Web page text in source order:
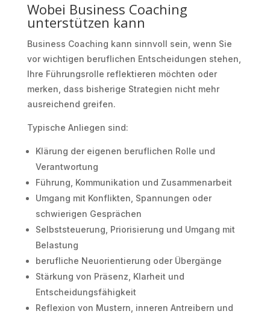
Wobei Business Coaching
unterstützen kann
Business Coaching kann sinnvoll sein, wenn Sie
vor wichtigen beruflichen Entscheidungen stehen,
Ihre Führungsrolle reflektieren möchten oder
merken, dass bisherige Strategien nicht mehr
ausreichend greifen.
Typische Anliegen sind:
Klärung der eigenen beruflichen Rolle und
Verantwortung
Führung, Kommunikation und Zusammenarbeit
Umgang mit Konflikten, Spannungen oder
schwierigen Gesprächen
Selbststeuerung, Priorisierung und Umgang mit
Belastung
berufliche Neuorientierung oder Übergänge
Stärkung von Präsenz, Klarheit und
Entscheidungsfähigkeit
Reflexion von Mustern, inneren Antreibern und